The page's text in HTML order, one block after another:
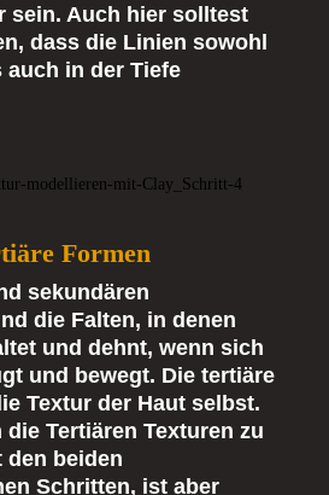
sein. Auch hier solltest
dass die Linien sowohl
auch in der Tiefe
Formen
sekundären
die Falten, in denen
und dehnt, wenn sich
und bewegt. Die tertiäre
Textur der Haut selbst.
Tertiären Texturen zu
den beiden
Schritten, ist aber